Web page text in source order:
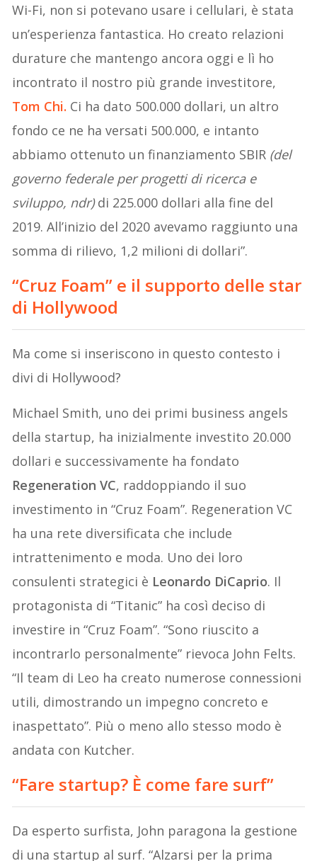
Wi-Fi, non si potevano usare i cellulari, è stata
un’esperienza fantastica. Ho creato relazioni
durature che mantengo ancora oggi e lì ho
incontrato il nostro più grande investitore,
Tom Chi. Ci ha dato 500.000 dollari, un altro
fondo ce ne ha versati 500.000, e intanto
abbiamo ottenuto un finanziamento SBIR (del
governo federale per progetti di ricerca e
sviluppo, ndr)di 225.000 dollari alla fine del
2019. All’inizio del 2020 avevamo raggiunto una
somma di rilievo, 1,2 milioni di dollari”.
“Cruz Foam” e il supporto delle star
di Hollywood
Ma come si inseriscono in questo contesto i
divi di Hollywood?
Michael Smith, uno dei primi business angels
della startup, ha inizialmente investito 20.000
dollari e successivamente ha fondato
Regeneration VC, raddoppiando il suo
investimento in “Cruz Foam”. Regeneration VC
ha una rete diversificata che include
intrattenimento e moda. Uno dei loro
consulenti strategici è Leonardo DiCaprio. Il
protagonista di “Titanic” ha così deciso di
investire in “Cruz Foam”. “Sono riuscito a
incontrarlo personalmente” rievoca John Felts.
“Il team di Leo ha creato numerose connessioni
utili, dimostrando un impegno concreto e
inaspettato”. Più o meno allo stesso modo è
andata con Kutcher.
“Fare startup? È come fare surf”
Da esperto surfista, John paragona la gestione
di una startup al surf. “Alzarsi per la prima